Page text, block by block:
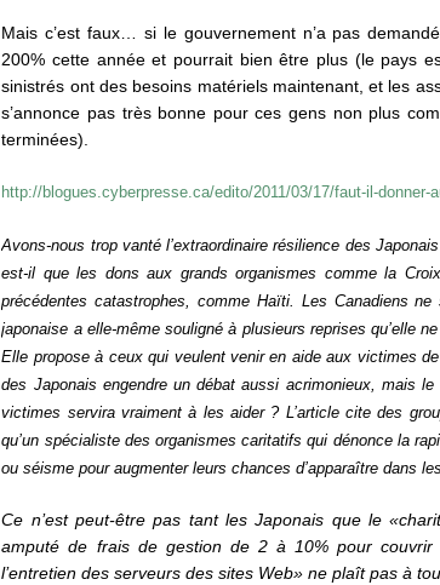
Mais c’est faux… si le gouvernement n’a pas
200% cette année et pourrait bien être plus (le pays
sinistrés ont des besoins matériels maintenant, et les
s’annonce pas très bonne pour ces gens non plus
terminées).
http://blogues.cyberpresse.ca/edito/2011/03/17/faut-il-donner-
Avons-nous trop vanté l’extraordinaire résilience des
est-il que les dons aux grands organismes comme la
précédentes catastrophes, comme Haïti. Les Canadiens
japonaise a elle-même souligné à plusieurs reprises qu’elle
Elle propose à ceux qui veulent venir en aide aux victimes
des Japonais engendre un débat aussi acrimonieux, mais
victimes servira vraiment à les aider ? L’article cite des
qu’un spécialiste des organismes caritatifs qui dénonce la
ou séisme pour augmenter leurs chances d’apparaître dans
Ce n’est peut-être pas tant les Japonais que le
amputé de frais de gestion de 2 à 10% pour couvrir
l’entretien des serveurs des sites Web» ne plaît pas à